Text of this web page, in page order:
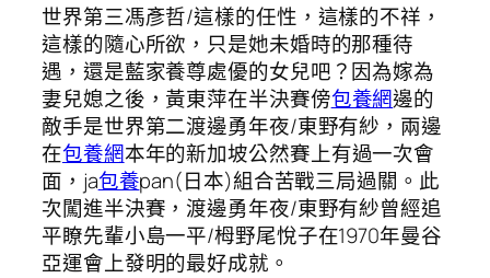
世界第三馮彥哲/這樣的任性，這樣的不祥，
這樣的隨心所欲，只是她未婚時的那種待
遇，還是藍家養尊處優的女兒吧？因為嫁為
妻兒媳之後，黃東萍在半決賽傍包養網邊的
敵手是世界第二渡邊勇年夜/東野有紗，兩邊
在包養網本年的新加坡公然賽上有過一次會
面，ja包養pan(日本)組合苦戰三局過關。此
次闖進半決賽，渡邊勇年夜/東野有紗曾經追
平瞭先輩小島一平/栂野尾悅子在1970年曼谷
亞運會上發明的最好成就。